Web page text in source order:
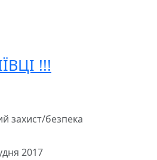
!!!
захист/безпека
2017